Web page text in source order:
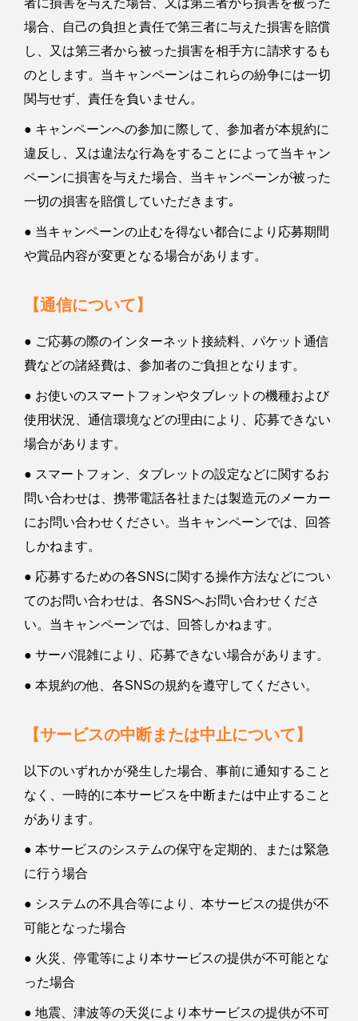
者に損害を与えた場合、又は第三者から損害を被った
場合、自己の負担と責任で第三者に与えた損害を賠償
し、又は第三者から被った損害を相手方に請求するも
のとします。当キャンペーンはこれらの紛争には一切
関与せず、責任を負いません。
● キャンペーンへの参加に際して、参加者が本規約に
違反し、又は違法な行為をすることによって当キャン
ペーンに損害を与えた場合、当キャンペーンが被った
一切の損害を賠償していただきます｡
● 当キャンペーンの止むを得ない都合により応募期間
や賞品内容が変更となる場合があります。
【通信について】
● ご応募の際のインターネット接続料、パケット通信
費などの諸経費は、参加者のご負担となります。
● お使いのスマートフォンやタブレットの機種および
使用状況、通信環境などの理由により、応募できない
場合があります。
● スマートフォン、タブレットの設定などに関するお
問い合わせは、携帯電話各社または製造元のメーカー
にお問い合わせください。当キャンペーンでは、回答
しかねます。
● 応募するための各SNSに関する操作方法などについ
てのお問い合わせは、各SNSへお問い合わせくださ
い。当キャンペーンでは、回答しかねます。
● サーバ混雑により、応募できない場合があります。
● 本規約の他、各SNSの規約を遵守してください。
【サービスの中断または中止について】
以下のいずれかが発生した場合、事前に通知すること
なく、一時的に本サービスを中断または中止すること
があります。
● 本サービスのシステムの保守を定期的、または緊急
に行う場合
● システムの不具合等により、本サービスの提供が不
可能となった場合
● 火災、停電等により本サービスの提供が不可能とな
った場合
● 地震、津波等の天災により本サービスの提供が不可